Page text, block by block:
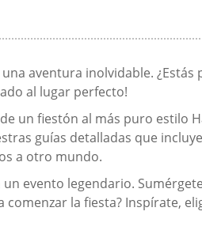
aventura inolvidable.
al lugar perfecto!
un fiestón al más puro estilo
guías detalladas que
a otro mundo.
evento legendario.
la fiesta? Inspírate,